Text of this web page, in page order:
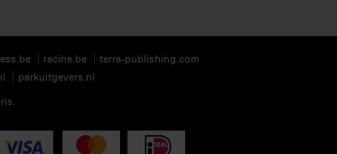
racine.be
terra-publishing.com
parkuitgevers.nl